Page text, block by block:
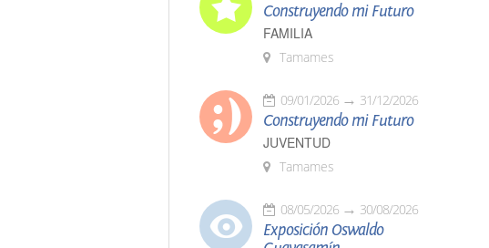
Construyendo mi Futuro
FAMILIA
Tamames
09/01/2026 31/12/2026
Construyendo mi Futuro
JUVENTUD
Tamames
08/05/2026 30/08/2026
Exposición Oswaldo